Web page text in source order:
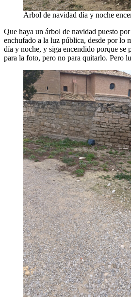
Árbol de navidad día y noche
Que haya un árbol de navidad puesto
enchufado a la luz pública, desde por lo
día y noche, y siga encendido porque se
para la foto, pero no para quitarlo. Pero